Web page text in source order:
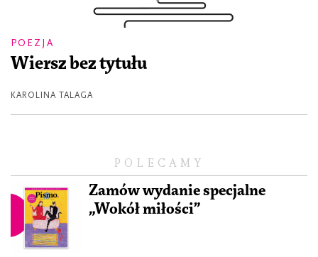
POLECAMY
Zamów wydanie specjalne
„Wokół miłości”
POEZJA
Wiersz bez tytułu
KAROLINA TALAGA